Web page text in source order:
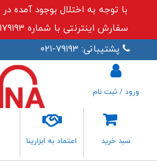
با توجه به اختلال بوجود آمده
سفارش اینترنتی با شماره ۰۲۱۷۹۱۹۳ تماس حاصل نمایید
پشتیبانی: ۷۹۱۹۳-۰۲۱
سبد خرید اعتماد به ابزارینا
ورود / ثبت نام